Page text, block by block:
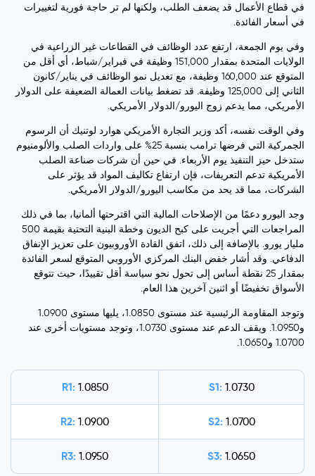
في قطاع الأعمال قد يضعف الطلب، ولكنها لم تر حاجة فورية لتغييرات
في أسعار الفائدة.
وفي يوم الجمعة، ارتفع عدد الوظائف في القطاعات غير الزراعية في
الولايات المتحدة بمقدار 151,000 وظيفة في فبراير/شباط، أي أقل من
المتوقع عند 160,000 وظيفة، مع تعديل نمو الوظائف في يناير/كانون
الثاني إلى 125,000 وظيفة. قد تضغط بيانات العمالة الضعيفة على الدولار
الأمريكي، مما يدعم زوج اليورو/الدولار الأمريكي.
وفي الوقت نفسه، أكد وزير التجارة الأمريكي هوارد لوتنيك أن الرسوم
الجمركية التي فرضها ترامب بنسبة 25% على واردات الصلب والألومنيوم
ستدخل حيز التنفيذ يوم الأربعاء. في حين أن شركات صناعة الصلب
الأمريكية تدعم التعريفات، فإن ارتفاع تكاليف المواد قد يؤثر على
الشركات، مما قد يحد من مكاسب اليورو/الدولار الأمريكي.
وجد اليورو دعمًا من الإصلاحات المالية التي اقترحتها ألمانيا، بما في ذلك
المراجعات التي أجريت على كبح الديون وخطة البنية التحتية بقيمة 500
مليار يورو. بالإضافة إلى ذلك، اتفق القادة الأوروبيون على تعزيز الإنفاق
الدفاعي. وقد أشار خفض البنك المركزي الأوروبي المتوقع لسعر الفائدة
بمقدار 25 نقطة أساس إلى تحول نحو سياسة أقل تقييدًا، حيث تتوقع
الأسواق تخفيضًا أو اثنين آخرين هذا العام.
وتوجد المقاومة الرئيسية عند مستوى 1.0850، يليها مستوى 1.0900
و1.0950. ويقف الدعم عند مستوى 1.0730، وتوجد مستويات أخرى عند
1.0700 و1.0650.
R1: 1.0850 S1: 1.0730
R2: 1.0900 S2: 1.0700
R3: 1.0950 S3: 1.0650